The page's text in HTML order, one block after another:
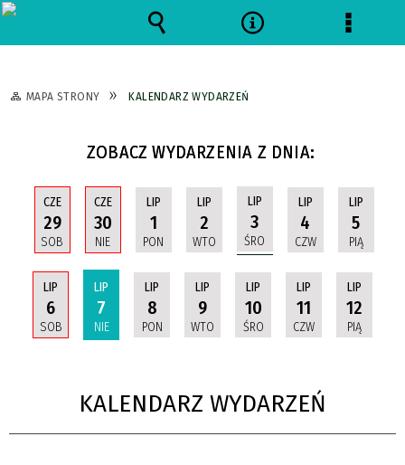
MAPA STRONY KALENDARZ WYDARZEŃ
ZOBACZ WYDARZENIA Z DNIA:
CZE
29
SOB
CZE
30
NIE
LIP
1
PON
LIP
2
WTO
LIP
3
ŚRO
LIP
4
CZW
LIP
5
PIĄ
LIP
6
SOB
LIP
7
NIE
LIP
8
PON
LIP
9
WTO
LIP
10
ŚRO
LIP
11
CZW
LIP
12
PIĄ
KALENDARZ WYDARZEŃ
WyszukiwarkaNarzędzia Menu